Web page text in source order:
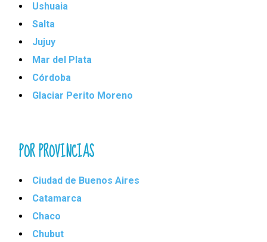
Ushuaia
Salta
Jujuy
Mar del Plata
Córdoba
Glaciar Perito Moreno
POR PROVINCIAS
Ciudad de Buenos Aires
Catamarca
Chaco
Chubut